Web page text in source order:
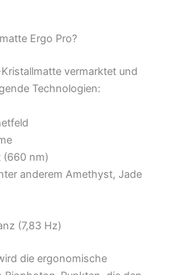
Ergo Pro?
vermarktet und
Technologien:
(660 nm)
anderem Amethyst, Jade
(7,83 Hz)
die ergonomische